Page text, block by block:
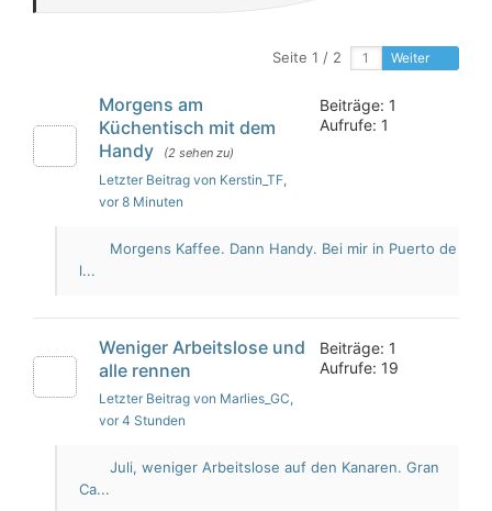
Seite 1 / 2 Weiter
Morgens am
Küchentisch mit dem
Handy
(2 sehen zu)
Letzter Beitrag von Kerstin_TF,
vor 8 Minuten
Beiträge: 1
Aufrufe: 1
Morgens Kaffee. Dann Handy. Bei mir in Puerto de
l...
Weniger Arbeitslose und
alle rennen
Letzter Beitrag von Marlies_GC,
vor 4 Stunden
Beiträge: 1
Aufrufe: 19
Juli, weniger Arbeitslose auf den Kanaren. Gran
Ca...